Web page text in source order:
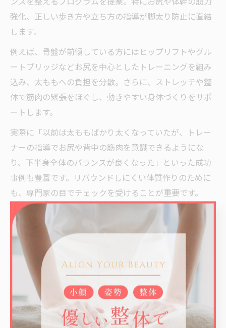
強化、正しい歩き方や立ち方の指導が脚太り防止に直結
します。
例えば、骨盤が前傾している方にはヒップリフトやグル
ートブリッジなどお尻を中心としたトレーニングを組み
込み、太ももへの負担を分散。さらに、ストレッチや整
体で筋肉の緊張をほぐし、動きやすい身体づくりをサポ
ートします。
実際に「以前は太ももばかり太くなっていたが、トレー
ナーの指導でお尻や背中の筋肉を意識できるようにな
り、下半身全体のバランスが良くなった」といった成功
事例も豊富です。リバウンドしにくい体質作りのために
も、専門家の目でチェックを受けることが重要です。
筋肉バランスを整えるストレッチと使い方の工夫
脚だけ太くなる原因のひとつは、特定の筋肉を過度に使
いすぎていることです。パーソナルトレーニングでは、
ストレッチと正しい筋肉の使い方を組み合わせること
で、全身のバランスを調整。とくに、太もも前側や外側
の緊張をほぐしつつ、お尻や内もも、体幹の筋肉をしっ
かり働かせる工夫が求められます。